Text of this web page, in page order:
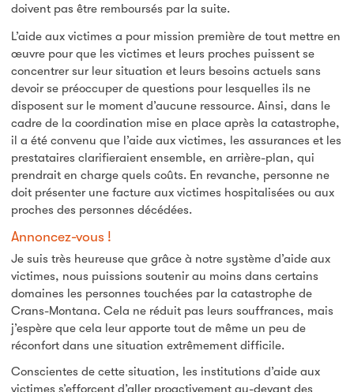
doivent pas être remboursés par la suite.
L’aide aux victimes a pour mission première de tout mettre en
œuvre pour que les victimes et leurs proches puissent se
concentrer sur leur situation et leurs besoins actuels sans
devoir se préoccuper de questions pour lesquelles ils ne
disposent sur le moment d’aucune ressource. Ainsi, dans le
cadre de la coordination mise en place après la catastrophe,
il a été convenu que l’aide aux victimes, les assurances et les
prestataires clarifieraient ensemble, en arrière-plan, qui
prendrait en charge quels coûts. En revanche, personne ne
doit présenter une facture aux victimes hospitalisées ou aux
proches des personnes décédées.
Annoncez-vous !
Je suis très heureuse que grâce à notre système d’aide aux
victimes, nous puissions soutenir au moins dans certains
domaines les personnes touchées par la catastrophe de
Crans-Montana. Cela ne réduit pas leurs souffrances, mais
j’espère que cela leur apporte tout de même un peu de
réconfort dans une situation extrêmement difficile.
Conscientes de cette situation, les institutions d’aide aux
victimes s’efforcent d’aller proactivement au-devant des